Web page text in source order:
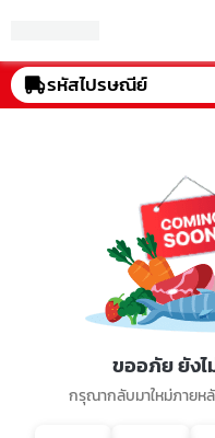
รหัสไปรษณีย์
ขออภัย ยัง
กรุณากลับมาใหม่ภายห